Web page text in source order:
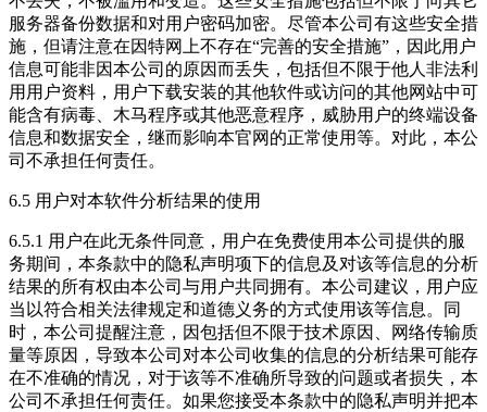
服务器备份数据和对用户密码加密。尽管本公司有这些安全措
施，但请注意在因特网上不存在“完善的安全措施”，因此用户
信息可能非因本公司的原因而丢失，包括但不限于他人非法利
用用户资料，用户下载安装的其他软件或访问的其他网站中可
能含有病毒、木马程序或其他恶意程序，威胁用户的终端设备
信息和数据安全，继而影响本官网的正常使用等。对此，本公
司不承担任何责任。
6.5 用户对本软件分析结果的使用
6.5.1 用户在此无条件同意，用户在免费使用本公司提供的服
务期间，本条款中的隐私声明项下的信息及对该等信息的分析
结果的所有权由本公司与用户共同拥有。本公司建议，用户应
当以符合相关法律规定和道德义务的方式使用该等信息。同
时，本公司提醒注意，因包括但不限于技术原因、网络传输质
量等原因，导致本公司对本公司收集的信息的分析结果可能存
在不准确的情况，对于该等不准确所导致的问题或者损失，本
公司不承担任何责任。如果您接受本条款中的隐私声明并把本